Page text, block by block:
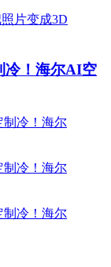
冷！海尔AI空